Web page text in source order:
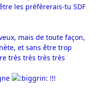
les préfèrerais-tu SDF
mais de toute façon,
et sans être trop
très très très très
!!!